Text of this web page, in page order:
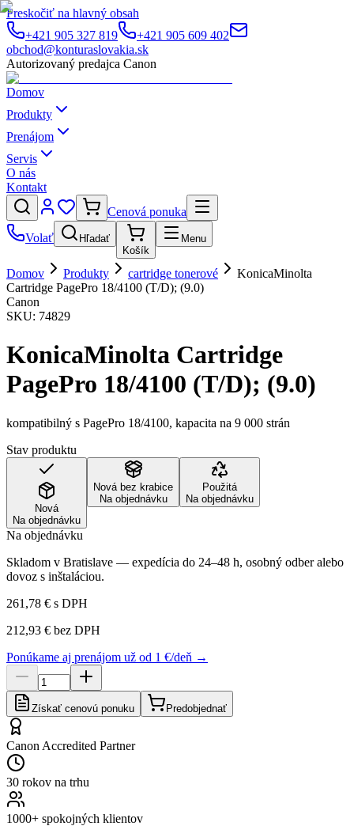
Preskočiť na hlavný obsah
+421 905 327 819
+421 905 609 402
obchod@konturaslovakia.sk
Autorizovaný predajca Canon
Domov
Produkty
Prenájom
Servis
O nás
Kontakt
Cenová ponuka
Volať
Hľadať
Košík
Menu
Domov Produkty cartridge tonerové
KonicaMinolta
Cartridge PagePro 18/4100 (T/D); (9.0)
Canon
SKU: 74829
KonicaMinolta Cartridge
PagePro 18/4100 (T/D); (9.0)
kompatibilný s PagePro 18/4100, kapacita na 9 000 strán
Stav produktu
Nová
Na objednávku
Nová bez krabice
Na objednávku
Použitá
Na objednávku
Na objednávku
Skladom v Bratislave — expedícia do 24–48 h, osobný odber alebo
dovoz s inštaláciou.
261,78 € s DPH
212,93 € bez DPH
Ponúkame aj prenájom už od 1 €/deň →
Získať cenovú ponuku Predobjednať
Canon Accredited Partner
30 rokov na trhu
1000+ spokojných klientov